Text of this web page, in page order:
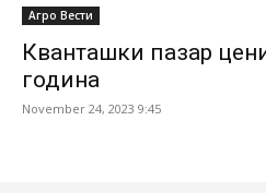
Агро Вести
Кванташки пазар
година
November 24, 2023 9:45